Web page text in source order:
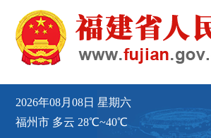
2026年08月08日 星期六
福州市 多云 28℃~40℃